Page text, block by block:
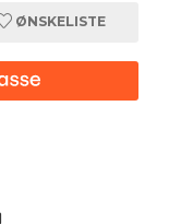
ØNSKELISTE